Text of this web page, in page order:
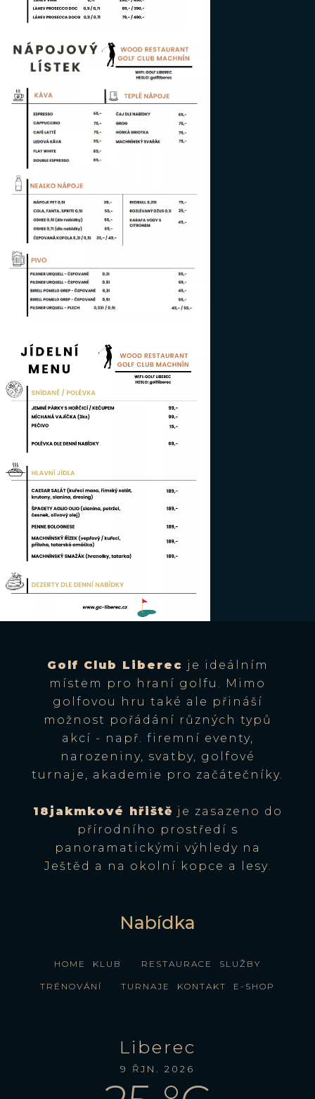
Golf Club Liberec je ideálním
místem pro hraní golfu. Mimo
golfovou hru také ale přináší
možnost pořádání různých typů
akcí - např. firemní eventy,
narozeniny, svatby, golfové
turnaje, akademie pro začátečníky.
18jakmkové hřiště je zasazeno do
přírodního prostředí s
panoramatickými výhledy na
Ještěd a na okolní kopce a lesy.
Nabídka
HOME KLUB RESTAURACE SLUŽBY
TRÉNOVÁNÍ TURNAJE KONTAKT E-SHOP
Liberec
9 ŘJN. 2026